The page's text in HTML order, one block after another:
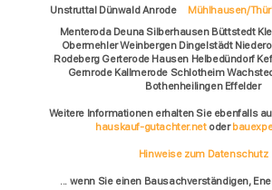
Unstruttal Dünwald Anrode
Mühlhausen/
Menteroda Deuna Silberhausen Büttstedt
Obermehler Weinbergen Dingelstädt
Rodeberg Gerterode Hausen Helbedündorf
Gernrode Kallmerode Schlotheim
Bothenheilingen Effelder
Weitere Informationen erhalten Sie ebenfalls
hauskauf-gutachter.netoder
Hinweise zum Datenschutz
... wenn Sie einen Bausachverständigen,